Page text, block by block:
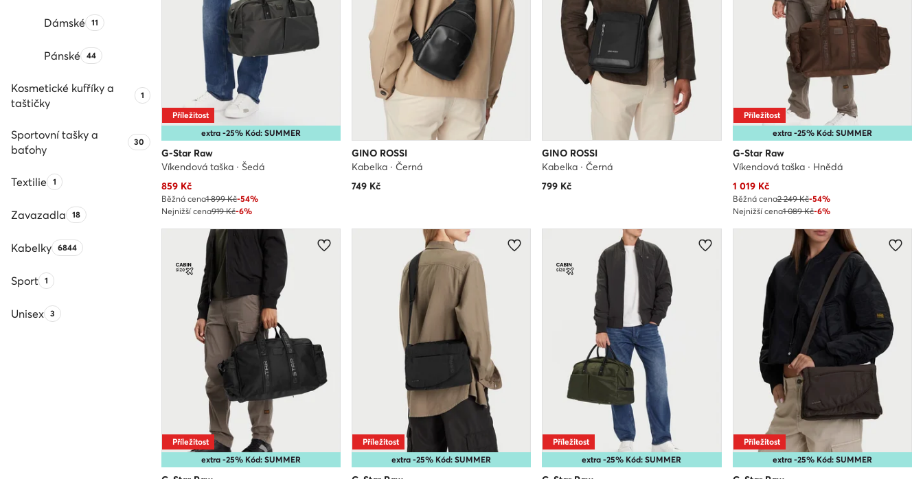
DámskéPočet produktů:
11
PánskéPočet produktů:
44
Kosmetické kufříky a
taštičky
Počet produktů:
1
Sportovní tašky a
baťohy
Počet produktů:
30
TextiliePočet produktů:
1
ZavazadlaPočet produktů:
18
KabelkyPočet produktů:
6844
SportPočet produktů:
1
UnisexPočet produktů:
3
extra -25% Kód: SUMMER
Příležitost
G-Star Raw
Víkendová taška · Šedá
Aktuální cena
859Kč
Běžná cena1 899 Kč-54%
Nejnižší cena919 Kč-6%
GINO ROSSI
Kabelka · Černá
749Kč
GINO ROSSI
Kabelka · Černá
799 Kč
extra -25% Kód: SUMMER
Příležitost
G-Star Raw
Víkendová taška · Hnědá
Aktuální cena
1 019Kč
Běžná cena2 249 Kč-54%
Nejnižší cena1 089 Kč-6%
extra -25% Kód: SUMMER
Příležitost
extra -25% Kód: SUMMER
Příležitost
extra -25% Kód: SUMMER
Příležitost
extra -25% Kód: SUMMER
Příležitost